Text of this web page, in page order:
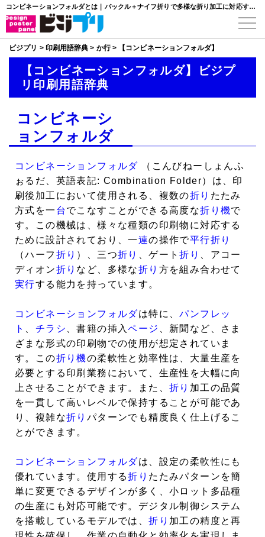
コンビネーションフォルダとは｜バックル＋ナイフ折りで多様な折り加工に対応する折り機
ビジプリ > 印刷用語辞典 > か行> 【コンビネーションフォルダ】
【コンビネーションフォルダ】ビジプ
リ印刷用語辞典
コンビネーシ
ョンフォルダ
コンビネーションフォルダ （こんびねーしょんふ
ぉるだ、英語表記: Combination Folder）は、印
刷後加工において使用される、複数の折り たたみ
方式を一 台 でこなすことができる高度な折り機で
す。この機械は、様々な種類の印刷物に対応する
ために設計されており、一連の操作で平行折り
（ハーフ 折り ）、三つ折り 、ゲート折り
、アコー
ディオン折り など、多様な折り 方を組み合わせて
実行する能力を持っています。
コンビネーションフォルダは特に、パンフレッ
ト
チラシ 、書籍の挿入ページ
、新聞など、さま
ざまな形式の印刷物での使用が想定されていま
す。この折り機の柔軟性と効率性は、大量生産を
必要とする印刷業務において、生産性を大幅に向
上させることができます。また、 折り 加工の品質
を一貫して高いレベルで保持することが可能であ
り、複雑な折り パターンでも精度良く仕上げるこ
とができます。
コンビネーションフォルダは、設定の柔軟性にも
優れています。使用する折り たたみパターンを簡
単に変更できるデザインが多く、小ロット多品種
の生産にも対応可能です。デジタル制御システム
を搭載しているモデルでは、折り 加工の精度と再